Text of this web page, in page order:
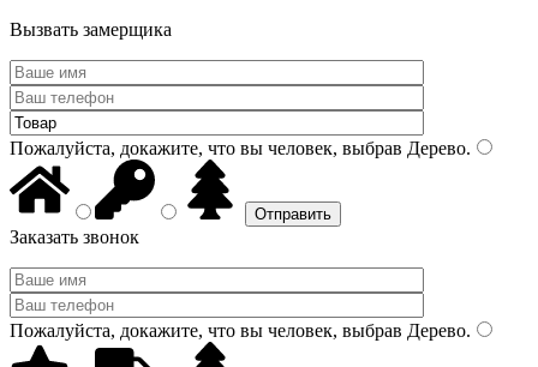
Вызвать замерщика
Пожалуйста, докажите, что вы человек, выбрав Дерево.
Заказать звонок
Пожалуйста, докажите, что вы человек, выбрав Дерево.